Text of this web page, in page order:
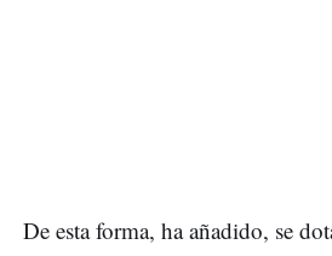
De esta forma, ha añadido, se